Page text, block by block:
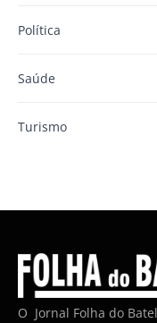
Política
Saúde
Turismo
O Jornal Folha do